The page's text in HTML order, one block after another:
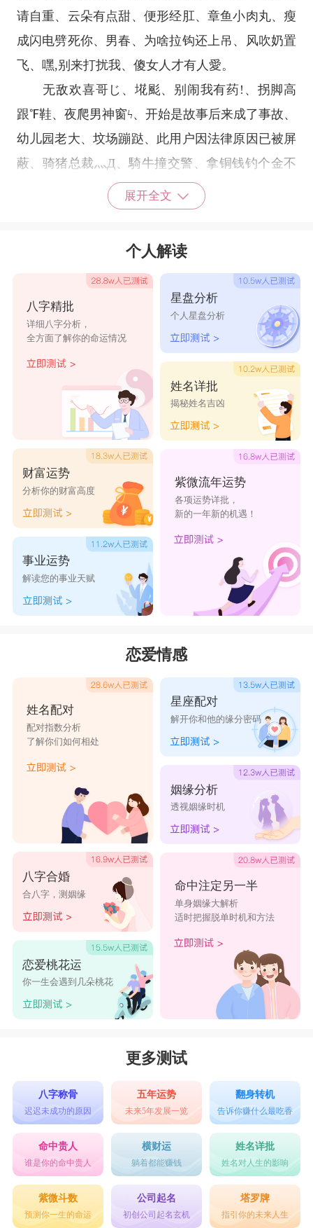
请自重、云朵有点甜、便形经肛、章鱼小肉丸、瘦
成闪电劈死你、男春、为啥拉钩还上吊、风吹奶置
飞、嘿,别来打扰我、傻女人才有人愛。
无敌欢喜哥じ、埖颩、别闹我有药!、拐脚高
跟℉鞋、夜爬男神窗ϟ、开始是故事后来成了事故、
幼儿园老大、坟场蹦跶、此用户因法律原因已被屏
蔽、骑猪总裁灬Д、騎牛撞交警、拿铜钱钓个金不
换、美少女壮士、你挡着我发光了、不吃煎蛋、蒙
牛牛奶越喝越萌、老师说我是奇葩°、为啥拉钩、
网名搞笑的女生：爱过人渣，骂过三八、蹲在
坟前唱忐忑、污可救药、喵喵酱、萌了个兔、三岁
就可萌了、你若离去，后会无妻、半疯半骚半风
骚、官方认证小傲娇、思钱想厚、这个人太懒没有
昵称、爱吃甜筒的猫罒ω罒、我的网名岂是你等能
看见、萌到爆、劳娘賊可爱、逗癌晚期、尐神巠づ
~ 3~)づ、啷个哩个啷、懒癌弃疗、不哭不闹不上
展开全文
个人解读
八字精批
详细八字分析，
全方面了解你的命运情况
财富运势
分析你的财富高度
事业运势
解读您的事业天赋
星盘分析
个人星盘分析
姓名详批
揭秘姓名吉凶
紫微流年运势
各项运势详批，
新的一年新的机遇！
恋爱情感
姓名配对
配对指数分析
了解你们如何相处
八字合婚
合八字，测姻缘
恋爱桃花运
你一生会遇到几朵桃花
星座配对
解开你和他的缘分密码
姻缘分析
透视姻缘时机
命中注定另一半
单身姻缘大解析
适时把握脱单时机和方法
更多测试
八字称骨
迟迟未成功的原因
五年运势
未来5年发展一览
翻身转机
告诉你赚什么最吃香
命中贵人
谁是你的命中贵人
横财运
躺着都能赚钱
姓名详批
姓名对人生的影响
紫微斗数
预测你一生的命运
公司起名
初创公司起名玄机
塔罗牌
指引你的未来人生